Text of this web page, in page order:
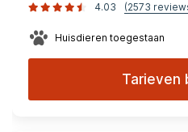
4.03
(2573
Huisdieren toegestaan
Tarieven